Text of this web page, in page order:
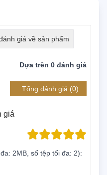
giá về sản phẩm
Dựa trên 0 đánh giá
Tổng đánh giá (0)
giá
2MB, số tệp tối đa: 2):